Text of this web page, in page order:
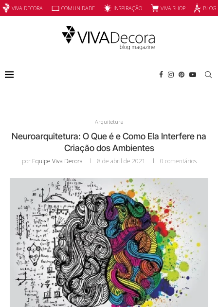
VIVA DECORA COMUNIDADE INSPIRAÇÃO VIVA SHOP
Arquitetura
Neuroarquitetura: O Que é e Como Ela Interfere na
Criação dos Ambientes
por Equipe Viva Decora 8 de abril de 2021 0 comentários